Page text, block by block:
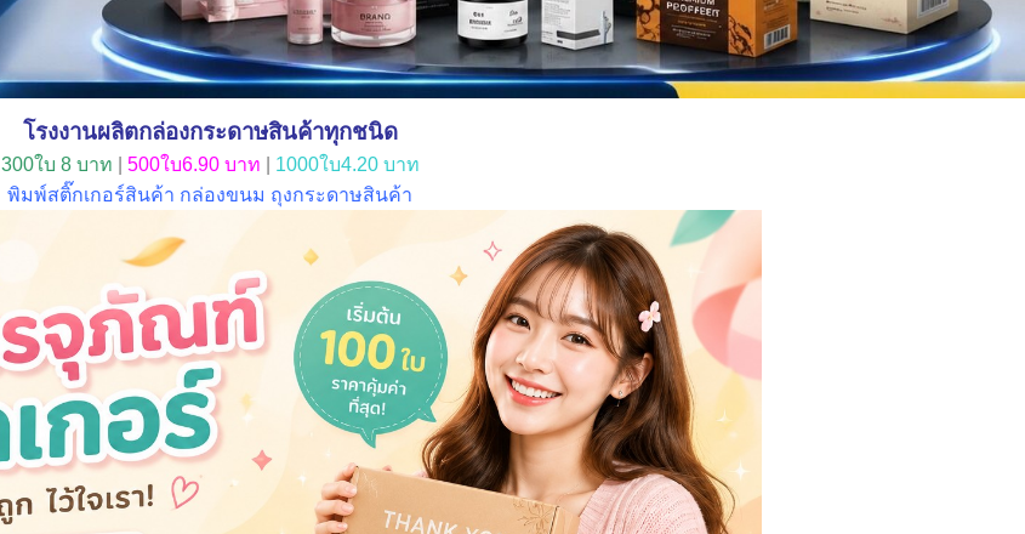
โรงงานผลิตกล่องกระดาษสินค้าทุกชนิด
300ใบ 8 บาท 500ใบ6.90 บาท
1000ใบ4.20 บาท
พิมพ์สติ๊กเกอร์สินค้า กล่องขนม ถุงกระดาษสินค้า